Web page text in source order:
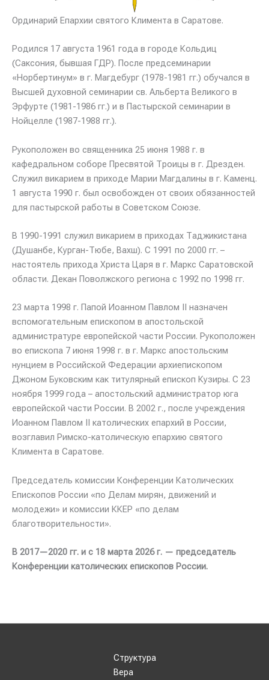
Ординарий Епархии святого Климента в Саратове.
Родился 17 августа 1961 года в городе Кольдиц
(Саксония, бывшая ГДР). После предсеминарии
«Норбертинум» в г. Магдебург (1978-1981 гг.) обучался в
Высшей духовной семинарии св. Альберта Великого в
Эрфурте (1981-1986 гг.) и в Пастырской семинарии в
Нойцелле (1987-1988 гг.).
Рукоположен во священника 25 июня 1988 г. в
кафедральном соборе Пресвятой Троицы в г. Дрезден.
Служил викарием в приходе Марии Магдалины в г. Каменц.
1 августа 1990 г. был освобожден от своих обязанностей
для пастырской работы в Советском Союзе.
В 1990-1991 служил викарием в приходах Таджикистана
(Душанбе, Курган-Тюбе, Вахш). С 1991 по 2000 гг. –
настоятель прихода Христа Царя в г. Маркс Саратовской
области. Декан Поволжского региона с 1992 по 1998 гг.
23 марта 1998 г. Папой Иоанном Павлом II назначен
вспомогательным епископом в апостольской
администратуре европейской части России. Рукоположен
во епископа 7 июня 1998 г. в г. Маркс апостольским
нунцием в Российской Федерации архиепископом
Джоном Буковским как титулярный епископ Кузиры. С 23
ноября 1999 года – апостольский администратор юга
европейской части России. В 2002 г., после учреждения
Иоанном Павлом II католических епархий в России,
возглавил Римско-католическую епархию святого
Климента в Саратове.
Председатель комиссии Конференции Католических
Епископов России «по Делам мирян, движений и
молодежи» и комиссии ККЕР «по делам
благотворительности».
В 2017—2020 гг. и с 18 марта 2026 г. — председатель
Конференции католических епископов России.
Структура
Вера